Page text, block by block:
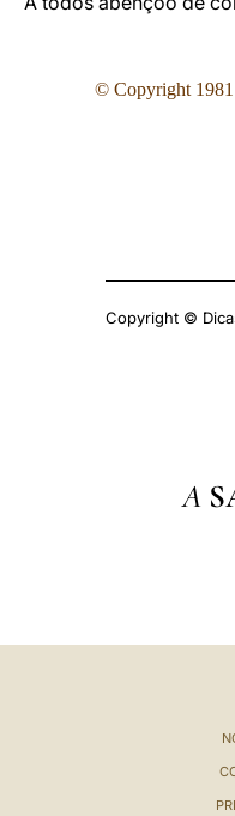
© Copyright
Copyright ©
A